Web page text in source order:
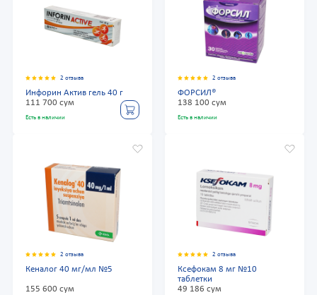
2 отзыва
Инфорин Актив гель 40 г
111 700 сум
Есть в наличии
2 отзыва
ФОРСИЛ®
138 100 сум
Есть в наличии
2 отзыва
Кеналог 40 мг/мл №5
155 600 сум
2 отзыва
Ксефокам 8 мг №10
таблетки
49 186 сум